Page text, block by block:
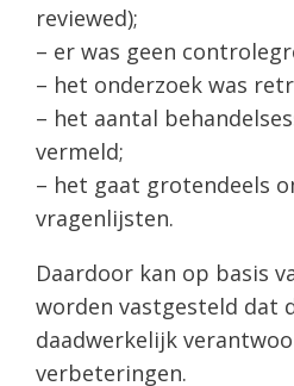
reviewed);
– er was geen
– het onderzoek was
– het aantal
vermeld;
– het gaat grotendeels
vragenlijsten.
Daardoor kan op basis
worden vastgesteld dat
daadwerkelijk
verbeteringen.